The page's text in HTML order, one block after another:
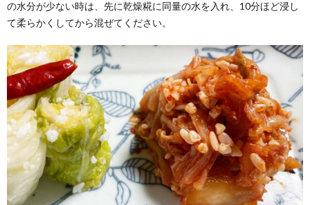
の水分が少ない時は、先に乾燥糀に同量の水を入れ、10分ほど浸し
て柔らかくしてから混ぜてください。